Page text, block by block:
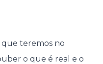
teremos no
o que é real e o